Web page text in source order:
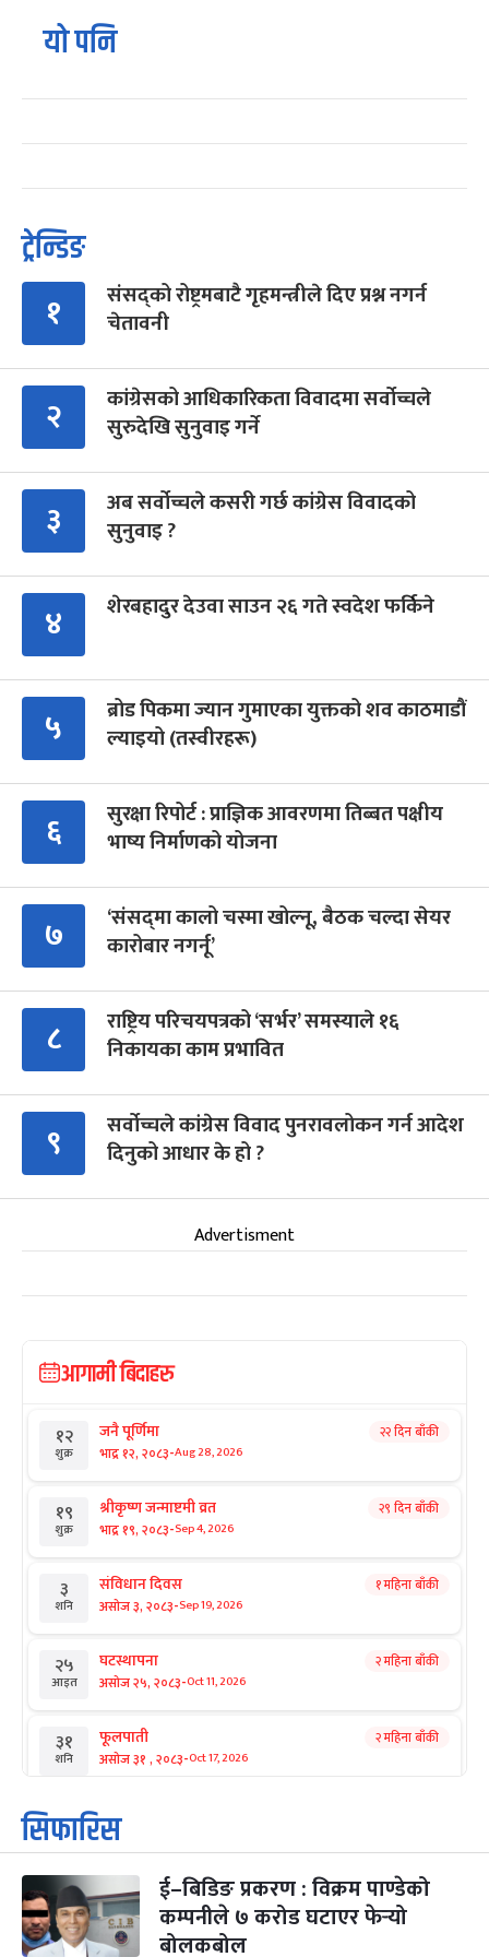
यो पनि
ट्रेन्डिङ
१
संसद्को रोष्ट्रमबाटै गृहमन्त्रीले दिए प्रश्न नगर्न
चेतावनी
२
कांग्रेसको आधिकारिकता विवादमा सर्वोच्चले
सुरुदेखि सुनुवाइ गर्ने
३
अब सर्वोच्चले कसरी गर्छ कांग्रेस विवादको
सुनुवाइ ?
४ शेरबहादुर देउवा साउन २६ गते स्वदेश फर्किने
५
ब्रोड पिकमा ज्यान गुमाएका युक्तको शव काठमाडौं
ल्याइयो (तस्वीरहरू)
६
सुरक्षा रिपोर्ट : प्राज्ञिक आवरणमा तिब्बत पक्षीय
भाष्य निर्माणको योजना
७
‘संसद्‍मा कालो चस्मा खोल्नू, बैठक चल्दा सेयर
कारोबार नगर्नू’
८
राष्ट्रिय परिचयपत्रको ‘सर्भर’ समस्याले १६
निकायका काम प्रभावित
९
सर्वोच्चले कांग्रेस विवाद पुनरावलोकन गर्न आदेश
दिनुको आधार के हो ?
Advertisment
आगामी बिदाहरु
१२
शुक्र
जनै पूर्णिमा
भाद्र १२, २०८३-Aug 28, 2026
२२ दिन बाँकी
१९
शुक्र
श्रीकृष्ण जन्माष्टमी व्रत
भाद्र १९, २०८३-Sep 4, 2026
२९ दिन बाँकी
३
शनि
संविधान दिवस
असोज ३, २०८३-Sep 19, 2026
१ महिना बाँकी
२५
आइत
घटस्थापना
असोज २५, २०८३-Oct 11, 2026
२ महिना बाँकी
३१
शनि
फूलपाती
असोज ३१ , २०८३-Oct 17, 2026
२ महिना बाँकी
१
आइत
कार्तिक सङ्क्रान्ति
कार्तिक १, २०८३
३
मंगल
महानवमी
कार्तिक ३, २०८३-Oct 20, 2026
२ महिना बाँकी
सिफारिस
ई–बिडिङ प्रकरण : विक्रम पाण्डेको
कम्पनीले ७ करोड घटाएर फेर्‍यो
बोलकबोल